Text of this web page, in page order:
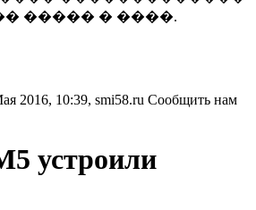
����� � ����.
2016, 10:39, smi58.ru Сообщить нам
устроили